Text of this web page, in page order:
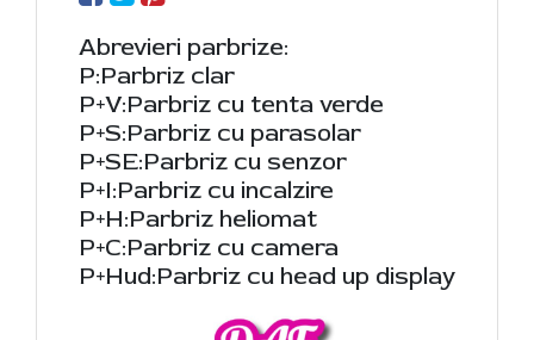
Abrevieri parbrize:
P:Parbriz clar
P+V:Parbriz cu tenta verde
P+S:Parbriz cu parasolar
P+SE:Parbriz cu senzor
P+I:Parbriz cu incalzire
P+H:Parbriz heliomat
P+C:Parbriz cu camera
P+Hud:Parbriz cu head up display